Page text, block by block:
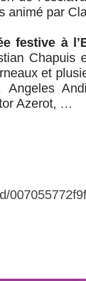
animé par
festive à
Chapuis
et
Azerot, …